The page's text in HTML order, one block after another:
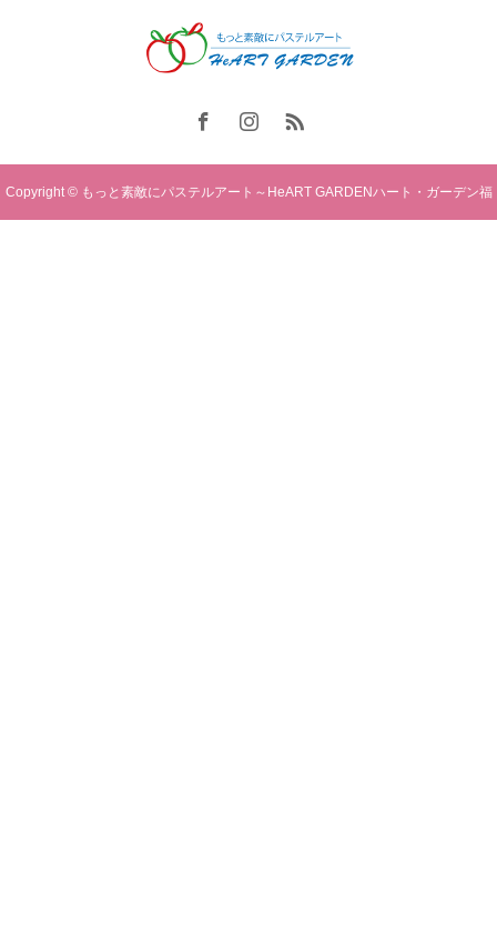
Copyright © もっと素敵にパステルアート～HeART GARDENハート・ガーデン福